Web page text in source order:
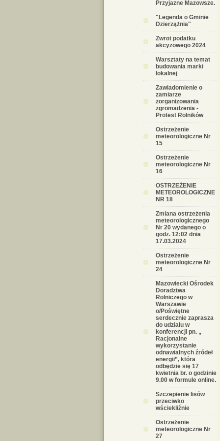
Przyjazne Mazowsze.
"Legenda o Gminie
Dzierzążnia"
Zwrot podatku
akcyzowego 2024
Warsztaty na temat
budowania marki
lokalnej
Zawiadomienie o
zamiarze
zorganizowania
zgromadzenia -
Protest Rolników
Ostrzeżenie
meteorologiczne Nr
15
Ostrzeżenie
meteorologiczne Nr
16
OSTRZEŻENIE
METEOROLOGICZNE
NR 18
Zmiana ostrzeżenia
meteorologicznego
Nr 20 wydanego o
godz. 12:02 dnia
17.03.2024
Ostrzeżenie
meteorologiczne Nr
24
Mazowiecki Ośrodek
Doradztwa
Rolniczego w
Warszawie
o/Poświętne
serdecznie zaprasza
do udziału w
konferencji pn. „
Racjonalne
wykorzystanie
odnawialnych źródeł
energii”, która
odbędzie się 17
kwietnia br. o godzinie
9.00 w formule online.
Szczepienie lisów
przeciwko
wściekliźnie
Ostrzeżenie
meteorologiczne Nr
27